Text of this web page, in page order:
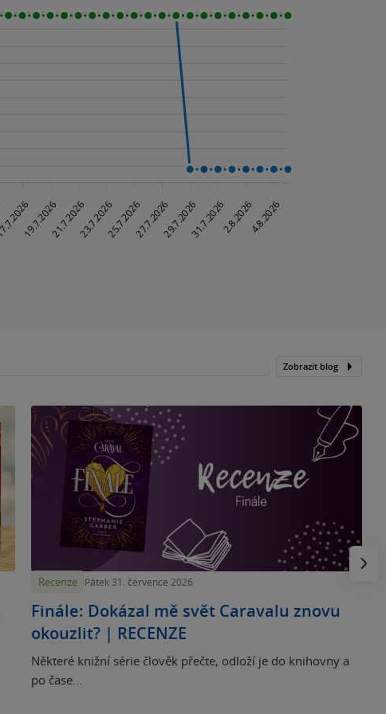
Zobrazit blog
Recenze Pátek 31. července 2026
Finále: Dokázal mě svět Caravalu znovu
okouzlit? | RECENZE
Některé knižní série člověk přečte, odloží je do knihovny a
po čase...